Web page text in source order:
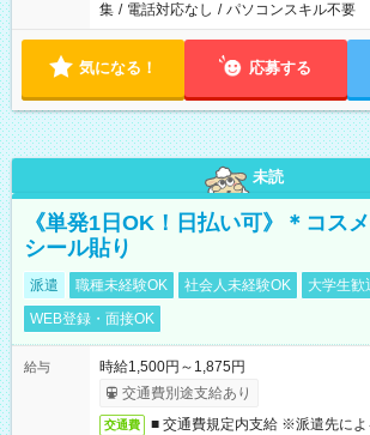
集 / 電話対応なし / パソコンスキル不要
気になる！ 応募する
未読
《単発1日OK！日払い可》＊コス
シール貼り
派遣 職種未経験OK 社会人未経験OK 大学生歓
WEB登録・面接OK
給与
時給1,500円～1,875円
交通費別途支給あり
交通費 ■ 交通費規定内支給 ※派遣先によ